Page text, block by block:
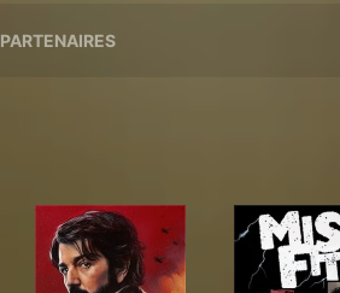
PARTENAIRES